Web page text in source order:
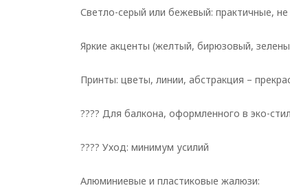
Светло-серый или бежевый: практичные,
Яркие акценты (желтый, бирюзовый,
Принты: цветы, линии, абстракция –
???? Для балкона, оформленного в эко-
???? Уход: минимум усилий
Алюминиевые и пластиковые жалюзи: